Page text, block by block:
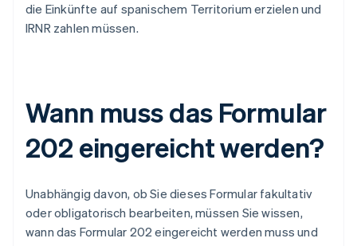
die Einkünfte auf spanischem Territorium erzielen und
IRNR zahlen müssen.
Wann muss das Formular
202 eingereicht werden?
Unabhängig davon, ob Sie dieses Formular fakultativ
oder obligatorisch bearbeiten, müssen Sie wissen,
wann das Formular 202 eingereicht werden muss und